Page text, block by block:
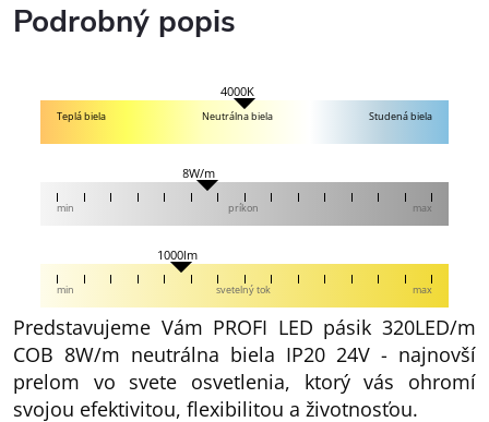
Podrobný popis
4000K
Teplá biela Neutrálna biela Studená biela
8W/m
min príkon max
1000lm
min svetelný tok max
Predstavujeme Vám PROFI LED pásik 320LED/m
COB 8W/m neutrálna biela IP20 24V - najnovší
prelom vo svete osvetlenia, ktorý vás ohromí
svojou efektivitou, flexibilitou a životnosťou.